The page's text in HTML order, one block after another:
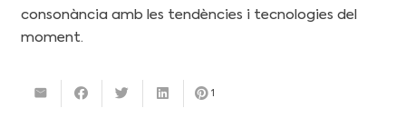
consonància amb les tendències i tecnologies del
moment.
1